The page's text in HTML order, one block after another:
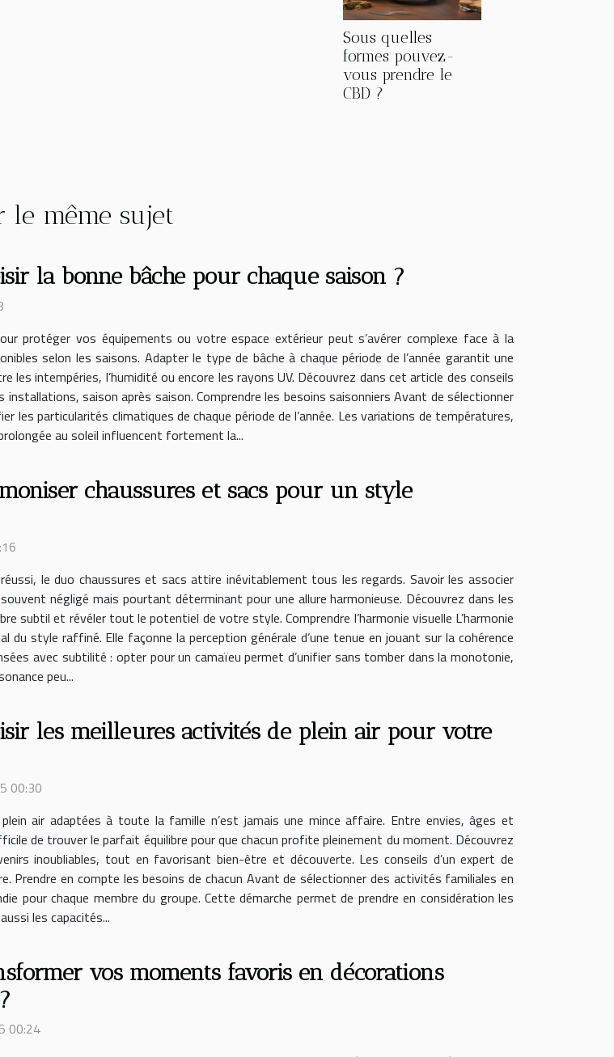
Sous quelles
formes pouvez-
vous prendre le
CBD ?
le même sujet
la bonne bâche pour chaque saison ?
protéger vos équipements ou votre espace extérieur peut s’avérer complexe face à la
selon les saisons. Adapter le type de bâche à chaque période de l’année garantit une
les intempéries, l’humidité ou encore les rayons UV. Découvrez dans cet article des conseils
saison après saison. Comprendre les besoins saisonniers Avant de sélectionner
les particularités climatiques de chaque période de l’année. Les variations de températures,
au soleil influencent fortement la...
chaussures et sacs pour un style
réussi, le duo chaussures et sacs attire inévitablement tous les regards. Savoir les associer
négligé mais pourtant déterminant pour une allure harmonieuse. Découvrez dans les
subtil et révéler tout le potentiel de votre style. Comprendre l’harmonie visuelle L’harmonie
style raffiné. Elle façonne la perception générale d’une tenue en jouant sur la cohérence
avec subtilité : opter pour un camaïeu permet d’unifier sans tomber dans la monotonie,
peu...
les meilleures activités de plein air pour votre
00:30
air adaptées à toute la famille n’est jamais une mince affaire. Entre envies, âges et
de trouver le parfait équilibre pour que chacun profite pleinement du moment. Découvrez
inoubliables, tout en favorisant bien-être et découverte. Les conseils d’un expert de
Prendre en compte les besoins de chacun Avant de sélectionner des activités familiales en
pour chaque membre du groupe. Cette démarche permet de prendre en considération les
les capacités...
vos moments favoris en décorations
00:24